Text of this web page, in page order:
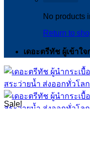
No products
Return to
เดอะตรีทัช ผู้เข้าใ
Sale!